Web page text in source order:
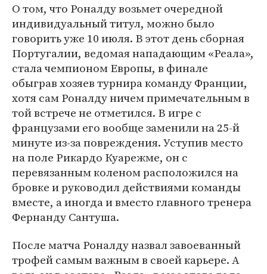
О том, что Роналду возьмет очередной
индивидуальный титул, можно было
говорить уже 10 июля. В этот день сборная
Португалии, ведомая нападающим «Реала»,
стала чемпионом Европы, в финале
обыграв хозяев турнира команду Франции,
хотя сам Роналду ничем примечательным в
той встрече не отметился. В игре с
французами его вообще заменили на 25-й
минуте из-за повреждения. Уступив место
на поле Рикардо Куарежме, он с
перевязанным коленом расположился на
бровке и руководил действиями команды
вместе, а иногда и вместо главного тренера
Фернанду Сантуша.
После матча Роналду назвал завоеванный
трофей самым важным в своей карьере. А